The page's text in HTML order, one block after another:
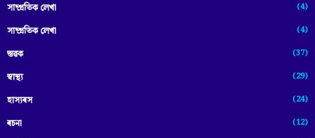
সাম্প্রতিক লেখা (4)
সাম্প্ৰতিক লেখা (4)
স্তৱক (37)
স্বাস্থ্য (29)
হাস্যৰস (24)
ৰচনা (12)